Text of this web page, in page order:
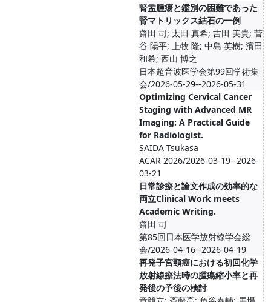
腎盂腫瘍と鑑別の困難であった
腎マトリックス結石の一例
齋田 司; 太田 真希; 吉田 美貴; 菅
谷 陽平; 上牧 隆; 中島 英樹; 濱田
和希; 西山 博之
日本超音波医学会第99回学術集
会/2026-05-29--2026-05-31
Optimizing Cervical Cancer
Staging with Advanced MR
Imaging: A Practical Guide
for Radiologist.
SAIDA Tsukasa
ACAR 2026/2026-03-19--2026-
03-21
日常診療と論文作成の効率的な
両立Clinical Work meets
Academic Writing.
齋田 司
第85回日本医学放射線学会総
会/2026-04-16--2026-04-19
再発子宮頸癌における初回化学
放射線療法時の腫瘍縮小率と再
発後の予後の検討